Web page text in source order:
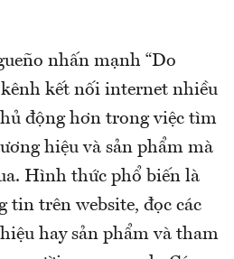
nhấn mạnh “Do
kết nối internet nhiều
động hơn trong việc tìm
hiệu và sản phẩm mà
Hình thức phổ biến là
tin trên website, đọc các
hay sản phẩm và tham